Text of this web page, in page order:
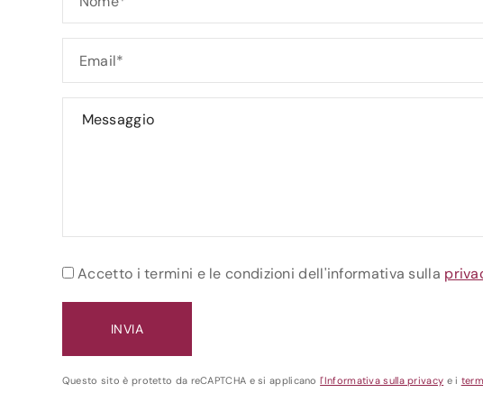
Accetto i termini e le condizioni dell'informativa sulla
Questo sito è protetto da reCAPTCHA e si applicanol'Informativa sulla privacy e i